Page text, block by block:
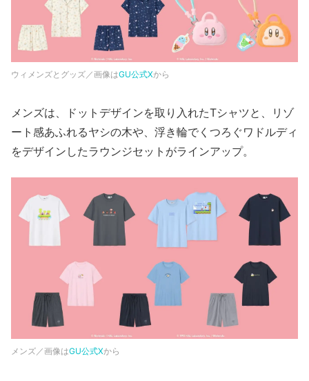
ウィメンズとグッズ／画像はGU公式Xから
メンズは、ドットデザインを取り入れたTシャツと、リゾ
ート感あふれるヤシの木や、浮き輪でくつろぐワドルディ
をデザインしたラウンジセットがラインアップ。
メンズ／画像はGU公式Xから